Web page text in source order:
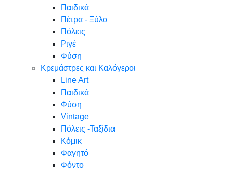
Παιδικά
Πέτρα - Ξύλο
Πόλεις
Ριγέ
Φύση
Κρεμάστρες και Καλόγεροι
Line Art
Παιδικά
Φύση
Vintage
Πόλεις -Ταξίδια
Κόμικ
Φαγητό
Φόντο